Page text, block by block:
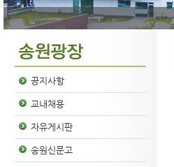
공지사항
교내채용
자유게시판
송원신문고